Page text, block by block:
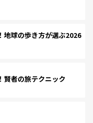
地球の歩き方が選ぶ2026
賢者の旅テクニック